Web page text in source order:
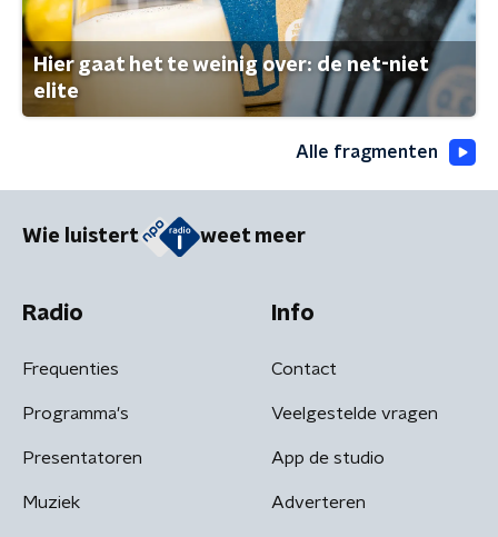
Hier gaat het te weinig over: de net-niet
elite
Alle fragmenten
Wie luistert weet meer
Radio
Frequenties
Programma's
Presentatoren
Muziek
Info
Contact
Veelgestelde vragen
App de studio
Adverteren